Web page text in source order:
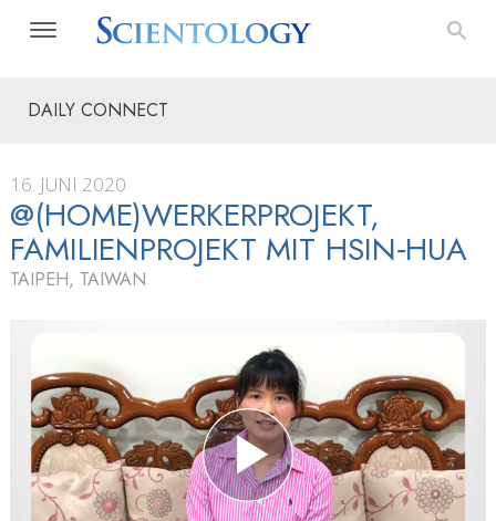
DAILY CONNECT
16. JUNI 2020
@(HOME)WER­KER­PRO­JEKT,
FAMILIEN­PRO­JEKT MIT HSIN‑HUA
TAIPEH, TAIWAN